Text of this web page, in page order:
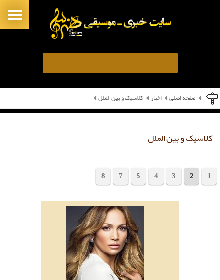
صفحه اصلی اخبار کلاسیک و بین الملل
کلاسیک و بین الملل
1
2
3
4
5
7
8